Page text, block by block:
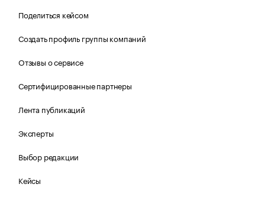
Поделиться кейсом
Создать профиль группы компаний
Отзывы о сервисе
Сертифицированные партнеры
Лента публикаций
Эксперты
Выбор редакции
Кейсы